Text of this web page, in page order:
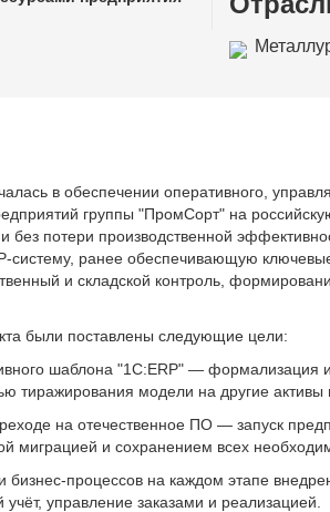
в обеспечении оперативного,
группы "ПромСорт" на
без потери производственной
систему, ранее обеспечивающую
и складской контроль,
были поставлены следующие цели:
шаблона "1С:ERP" — формализация
тиражирования модели на другие активы
на отечественное ПО — запуск
миграцией и сохранением всех
процессов на каждом этапе
управление заказами и реализацией.